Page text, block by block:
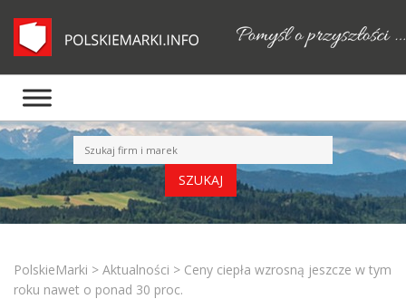
PolskieMarki > Aktualności > Ceny ciepła wzrosną jeszcze w tym
roku nawet o ponad 30 proc.